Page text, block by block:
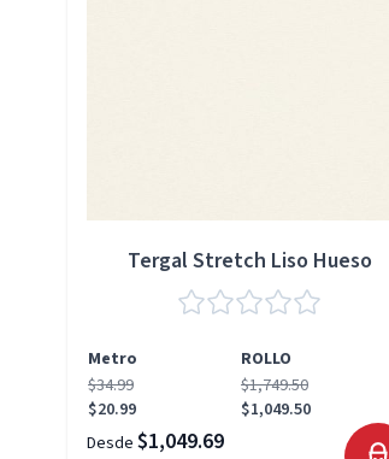
Tergal Stretch Liso Hueso
Metro
ROLLO
$34.99
$20.99
$1,749.50
$1,049.50
Desde $1,049.69